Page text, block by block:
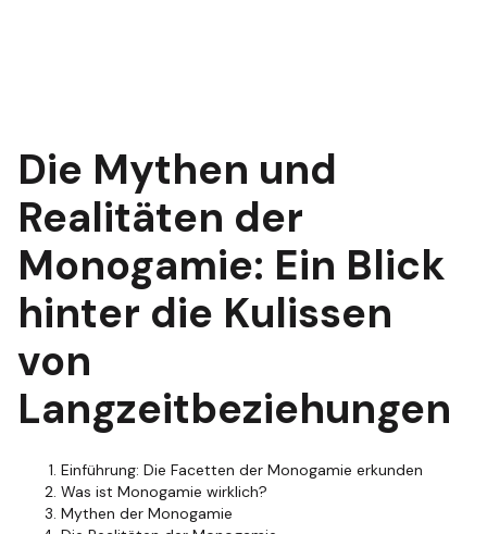
Die Mythen und
Realitäten der
Monogamie: Ein Blick
hinter die Kulissen
von
Langzeitbeziehungen
Einführung: Die Facetten der Monogamie erkunden
Was ist Monogamie wirklich?
Mythen der Monogamie